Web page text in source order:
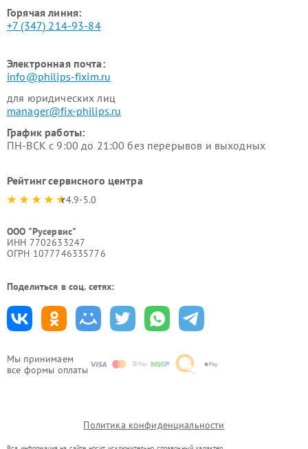
Мы принимаем
все формы оплаты
Горячая линия:
+7 (347) 214-93-84
Электронная почта:
info@philips-fixim.ru
для юридических лиц
manager@fix-philips.ru
График работы:
ПН-ВСК с 9:00 до 21:00 без перерывов и выходных
Рейтинг сервисного центра
4.9-5.0
ООО "Русервис"
ИНН 7702633247
ОГРН 1077746335776
Поделиться в соц. сетях:
Политика конфиденциальности